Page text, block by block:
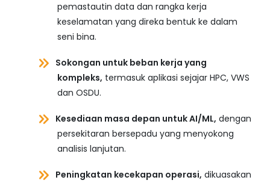
pemastautin data dan rangka kerja
keselamatan yang direka bentuk ke dalam
seni bina.
Sokongan untuk beban kerja yang
kompleks, termasuk aplikasi sejajar HPC, VWS
dan OSDU.
Kesediaan masa depan untuk AI/ML, dengan
persekitaran bersepadu yang menyokong
analisis lanjutan.
Peningkatan kecekapan operasi, dikuasakan